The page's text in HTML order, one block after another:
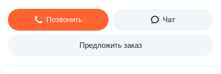
Позвонить Чат
Предложить заказ